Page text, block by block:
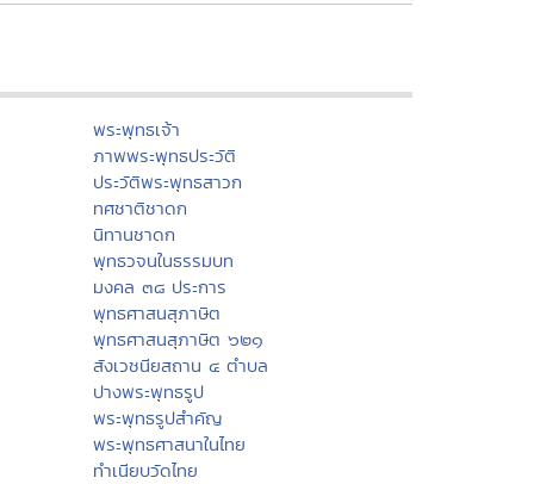
พระพุทธเจ้า
ภาพพระพุทธประวัติ
ประวัติพระพุทธสาวก
ทศชาติชาดก
นิทานชาดก
พุทธวจนในธรรมบท
มงคล ๓๘ ประการ
พุทธศาสนสุภาษิต
พุทธศาสนสุภาษิต ๖๒๑
สังเวชนียสถาน ๔ ตำบล
ปางพระพุทธรูป
พระพุทธรูปสำคัญ
พระพุทธศาสนาในไทย
ทำเนียบวัดไทย